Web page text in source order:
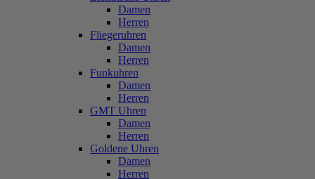
Damen
Herren
Fliegeruhren
Damen
Herren
Funkuhren
Damen
Herren
GMT Uhren
Damen
Herren
Goldene Uhren
Damen
Herren